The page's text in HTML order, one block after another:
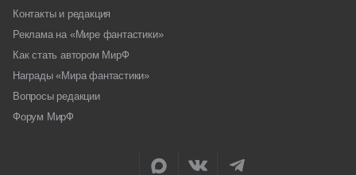
Контакты и редакция
Реклама на «Мире фантастики»
Как стать автором МирФ
Награды «Мира фантастики»
Вопросы редакции
Форум МирФ